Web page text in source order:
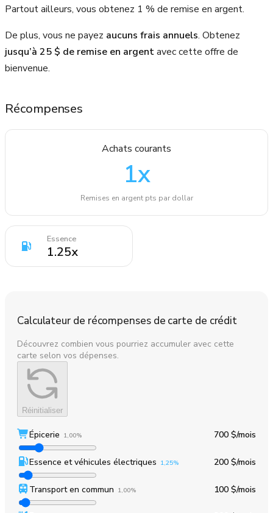
Partout ailleurs, vous obtenez 1 % de remise en argent.
De plus, vous ne payez aucuns frais annuels. Obtenez
jusqu’à 25 $ de remise en argentavec cette offre de
bienvenue.
Récompenses
Achats courants
1x
Remises en argent pts par dollar
Essence
1.25x
Calculateur de récompenses de carte de crédit
Découvrez combien vous pourriez accumuler avec cette
carte selon vos dépenses.
Réinitialiser
Épicerie 1,00% 700 $/mois
Essence et véhicules électriques 1,25% 200 $/mois
Transport en commun 1,00% 100 $/mois